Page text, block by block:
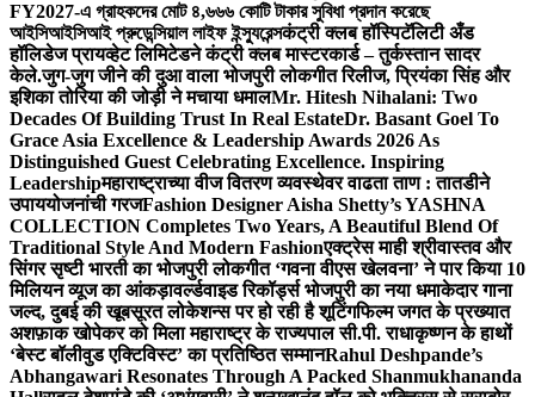
FY2027-এ গ্রাহকদের মোট ৪,৬৬৬ কোটি টাকার সুবিধা প্রদান করেছে
আইসিআইসিআই প্রুডেন্সিয়াল লাইফ ইন্স্যুরেন্সकंट्री क्लब हॉस्पिटॅलिटी अँड
हॉलिडेज प्रायव्हेट लिमिटेडने कंट्री क्लब मास्टरकार्ड – तुर्कस्तान सादर
केले.जुग-जुग जीने की दुआ वाला भोजपुरी लोकगीत रिलीज, प्रियंका सिंह और
इशिका तोरिया की जोड़ी ने मचाया धमालMr. Hitesh Nihalani: Two
Decades Of Building Trust In Real EstateDr. Basant Goel To
Grace Asia Excellence & Leadership Awards 2026 As
Distinguished Guest Celebrating Excellence. Inspiring
Leadershipमहाराष्ट्राच्या वीज वितरण व्यवस्थेवर वाढता ताण : तातडीने
उपाययोजनांची गरजFashion Designer Aisha Shetty’s YASHNA
COLLECTION Completes Two Years, A Beautiful Blend Of
Traditional Style And Modern Fashionएक्ट्रेस माही श्रीवास्तव और
सिंगर सृष्टी भारती का भोजपुरी लोकगीत ‘गवना वीएस खेलवना’ ने पार किया 10
मिलियन व्यूज का आंकड़ावर्ल्डवाइड रिकॉर्ड्स भोजपुरी का नया धमाकेदार गाना
जल्द, दुबई की खूबसूरत लोकेशन्स पर हो रही है शूटिंगफिल्म जगत के प्रख्यात
अशफ़ाक खोपेकर को मिला महाराष्ट्र के राज्यपाल सी.पी. राधाकृष्णन के हाथों
‘बेस्ट बॉलीवुड एक्टिविस्ट’ का प्रतिष्ठित सम्मानRahul Deshpande’s
Abhangawari Resonates Through A Packed Shanmukhananda